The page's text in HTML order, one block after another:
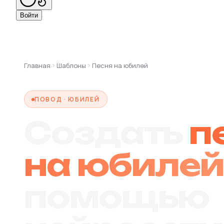
Войти
Главная Шаблоны Песня на юбилей
ПОВОД · ЮБИЛЕЙ
на юбилей